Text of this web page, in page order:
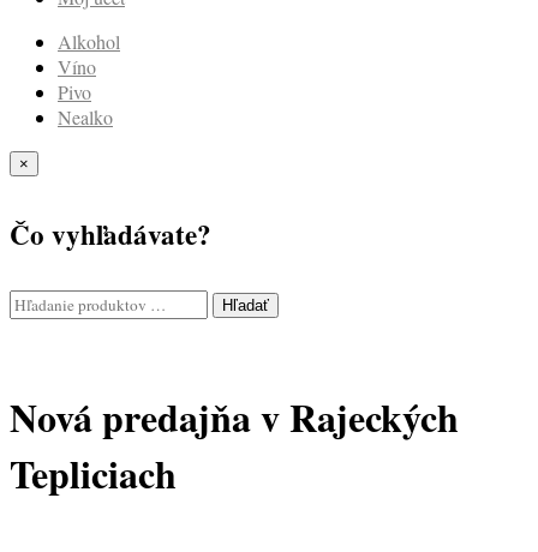
Alkohol
Víno
Pivo
Nealko
×
Čo vyhľadávate?
Hľadať
Nová predajňa v Rajeckých
Tepliciach